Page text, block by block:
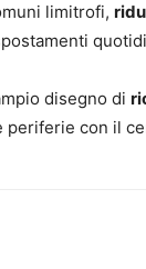
limitrofi,
disegno di
con il